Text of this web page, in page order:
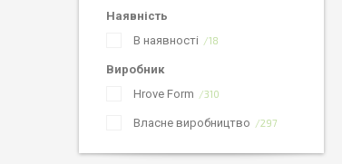
Наявність
В наявності
18
Виробник
Hrove Form
310
Власне виробництво 297